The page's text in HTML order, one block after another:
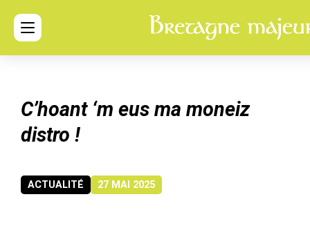
C’hoant ‘m eus ma moneiz
distro !
ACTUALITÉ 27 MAI 2025